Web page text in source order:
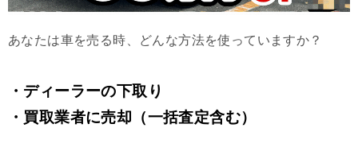
あなたは車を売る時、どんな方法を使っていますか？
・ディーラーの下取り
・買取業者に売却（一括査定含む）